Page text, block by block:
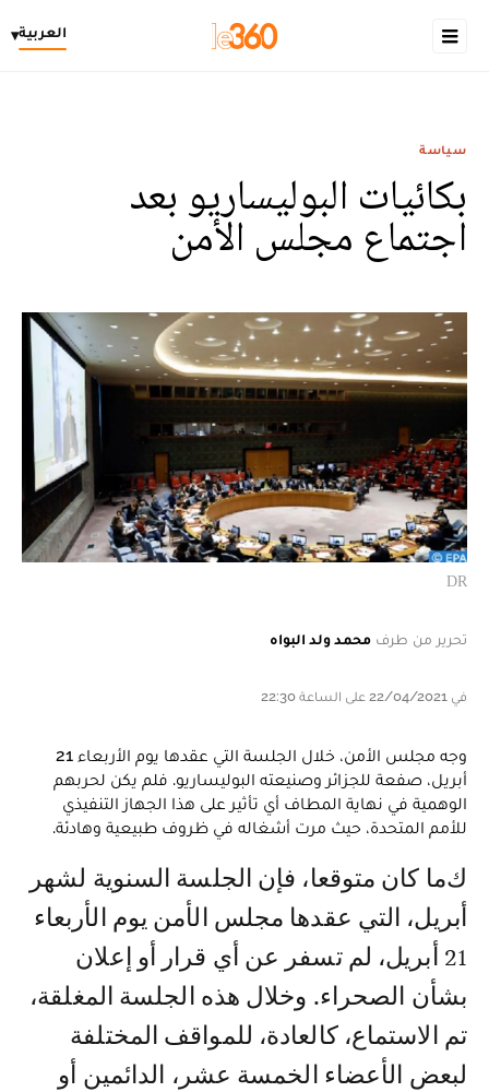
العربية▾
سياسة
بكائيات البوليساريو بعد
اجتماع مجلس الأمن
DR
تحرير من طرف محمد ولد البواه
في 22/04/2021 على الساعة 22:30
وجه مجلس الأمن، خلال الجلسة التي عقدها يوم الأربعاء 21
أبريل، صفعة للجزائر وصنيعته البوليساريو. فلم يكن لحربهم
الوهمية في نهاية المطاف أي تأثير على هذا الجهاز التنفيذي
للأمم المتحدة، حيث مرت أشغاله في ظروف طبيعية وهادئة.
كما كان متوقعا، فإن الجلسة السنوية لشهر
أبريل، التي عقدها مجلس الأمن يوم الأربعاء
21 أبريل، لم تسفر عن أي قرار أو إعلان
بشأن الصحراء. وخلال هذه الجلسة المغلقة،
تم الاستماع، كالعادة، للمواقف المختلفة
لبعض الأعضاء الخمسة عشر، الدائمين أو